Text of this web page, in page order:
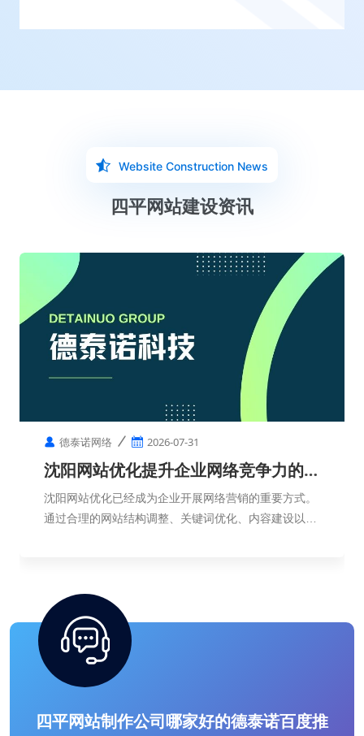
Website Construction News
四平网站建设资讯
德泰诺网络 2026-07-31
沈阳网站优化提升企业网络竞争力的重
要方式
沈阳网站优化已经成为企业开展网络营销的重要方式。
通过合理的网站结构调整、关键词优化、内容建设以及
四平网站制作公司哪家好的德泰诺百度推